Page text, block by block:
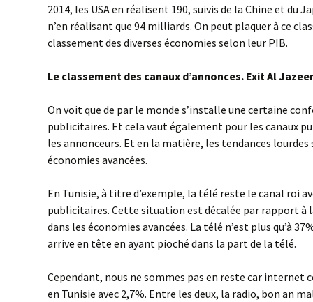
2014, les USA en réalisent 190, suivis de la Chine et du
n’en réalisant que 94 milliards. On peut plaquer à ce
classement des diverses économies selon leur PIB.
Le classement des canaux d’annonces. Exit Al
On voit que de par le monde s’installe une certaine
publicitaires. Et cela vaut également pour les canaux
les annonceurs. Et en la matière, les tendances
économies avancées.
En Tunisie, à titre d’exemple, la télé reste le canal roi
publicitaires. Cette situation est décalée par rapport à
dans les économies avancées. La télé n’est plus qu’à
arrive en tête en ayant pioché dans la part de la télé.
Cependant, nous ne sommes pas en reste car internet
en Tunisie avec 2,7%. Entre les deux, la radio, bon an